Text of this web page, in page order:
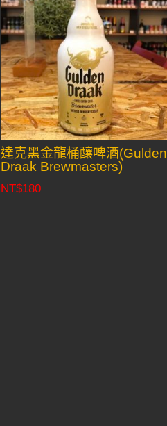
達克黑金龍桶釀啤酒(Gulden
Draak Brewmasters)
NT$180